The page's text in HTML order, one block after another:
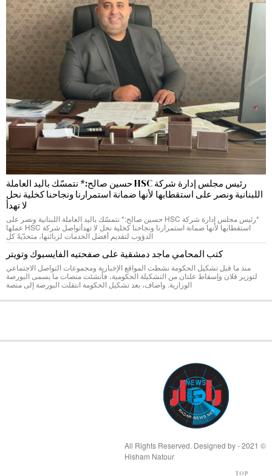
رئيس مجلس إدارة شركة HSC حسين صالح:* نتمسّك باليد العاملة
اللبنانية ونصر على استقطابها لأنها ضمانة استمرارنا ونجاحنا كخلية نحل
لا تهدأ
*رئيس مجلس إدارة شركة HSC حسين صالح:* نتمسّك باليد العاملة اللبنانية ونصر على
استقطابها لأنها ضمانة استمرارنا ونجاحنا كخلية نحل لا تهدأتواصل شركة HSC عملها
الدؤوب لتقديم أفضل الخدمات لزبائنها، متحدّيةً كل
كتب المحامي ماجد دمشقية على صفحتيه الفايسبوك وتويتر
منذ ما قبل تشكيل الحكومة نشطت المواقع الإخبارية ومجموعات التواصل الاجتماعي
لتوزير فلان وإسقاط علتان من التشكيلة الحكومية، فأنشئت منصات ما يسمى البورصة
الوزارية. واضاف، بعد تشكيل الحكومة انتقلت البورصة إلى منصة
© 2021 - All Rights Reserved. Designed by
Hisham Natour
TOP